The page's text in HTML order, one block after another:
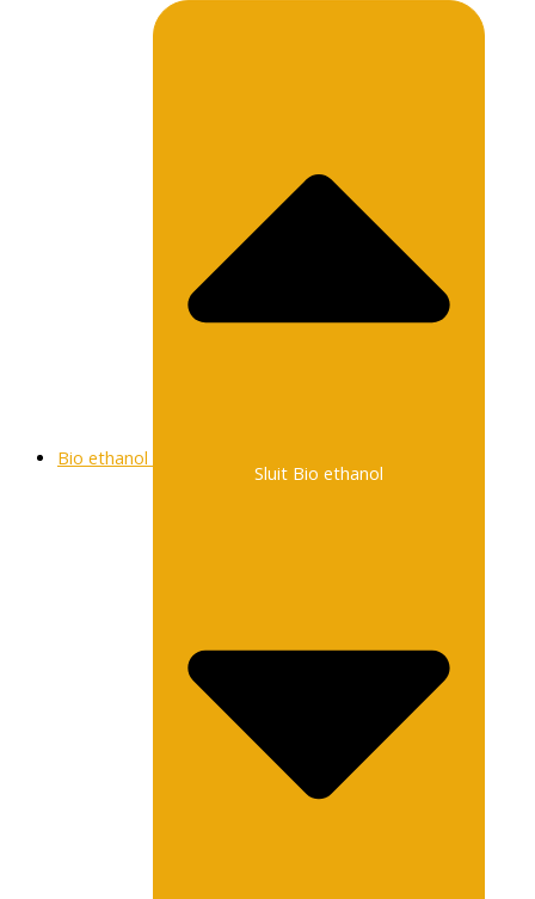
Bio ethanol
Sluit Bio ethanol